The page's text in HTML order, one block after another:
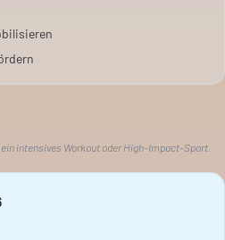
vom Alltag? Dann bist du hier
intensives Workout oder High-Impact-Sport.